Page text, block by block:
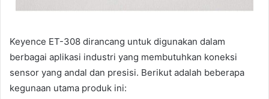
Keyence ET-308 dirancang untuk digunakan dalam
berbagai aplikasi industri yang membutuhkan koneksi
sensor yang andal dan presisi. Berikut adalah beberapa
kegunaan utama produk ini: